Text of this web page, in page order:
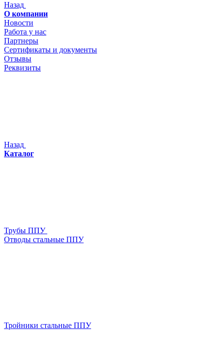
Назад
О компании
Новости
Работа у нас
Партнеры
Сертификаты и документы
Отзывы
Реквизиты
Назад
Каталог
Трубы ППУ
Отводы стальные ППУ
Тройники стальные ППУ